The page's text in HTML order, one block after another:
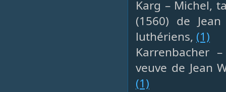
Karg – Michel,
(1560) de
luthériens, (1)
Karrenbacher
veuve de Jean
(1)